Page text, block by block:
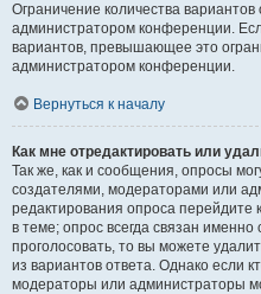
Ограничение количества вариантов
администратором конференции.
вариантов, превышающее это
администратором конференции.
Вернуться к началу
Как мне отредактировать или
Так же, как и сообщения, опросы
создателями, модераторами или
редактирования опроса перейдите
в теме; опрос всегда связан
проголосовать, то вы можете
из вариантов ответа. Однако если
модераторы или администраторы